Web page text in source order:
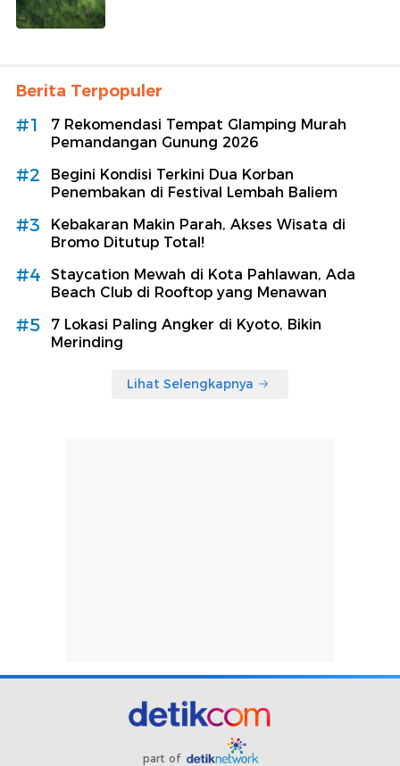
Berita Terpopuler
#1
7 Rekomendasi Tempat Glamping Murah
Pemandangan Gunung 2026
#2
Begini Kondisi Terkini Dua Korban
Penembakan di Festival Lembah Baliem
#3
Kebakaran Makin Parah, Akses Wisata di
Bromo Ditutup Total!
#4
Staycation Mewah di Kota Pahlawan, Ada
Beach Club di Rooftop yang Menawan
#5
7 Lokasi Paling Angker di Kyoto, Bikin
Merinding
Lihat Selengkapnya
part of